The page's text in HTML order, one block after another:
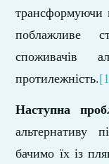
трансформуючи
поблажливе
споживачів
протилежність.
Наступна
альтернативу
бачимо їх із